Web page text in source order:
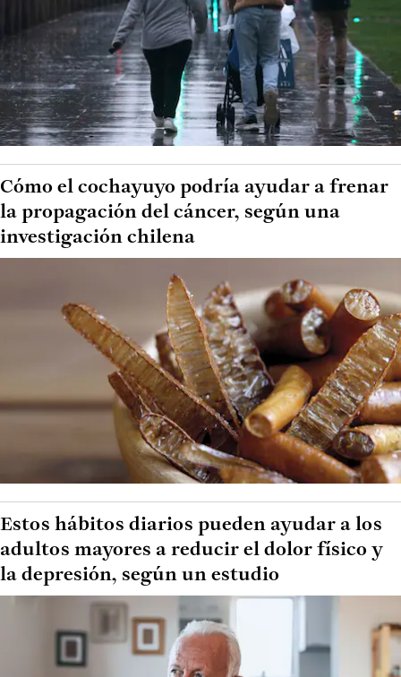
Cómo el cochayuyo podría ayudar a frenar
la propagación del cáncer, según una
investigación chilena
Estos hábitos diarios pueden ayudar a los
adultos mayores a reducir el dolor físico y
la depresión, según un estudio